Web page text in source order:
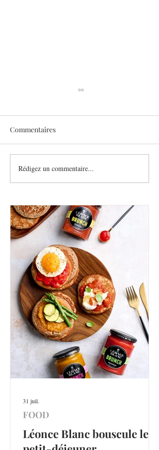
Commentaires
Rédigez un commentaire...
Léonce Blanc bouscule le
FOOD
31 juil.